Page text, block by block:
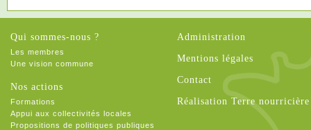
Qui sommes-nous ?
Les membres
Une vision commune
Nos actions
Formations
Appui aux collectivités locales
Propositions de politiques publiques
Administration
Mentions légales
Contact
Réalisation Terre nourricière